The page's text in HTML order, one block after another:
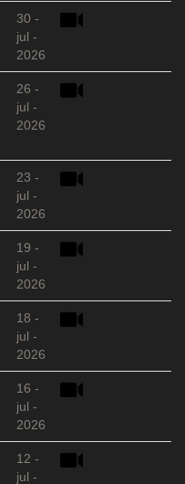
30 -
jul -
2026
26 -
jul -
2026
23 -
jul -
2026
19 -
jul -
2026
18 -
jul -
2026
16 -
jul -
2026
12 -
jul -